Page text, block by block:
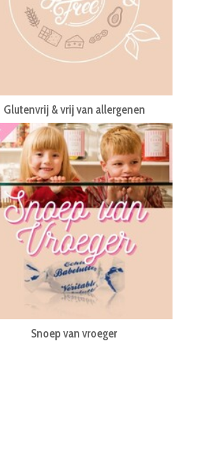
Glutenvrij & vrij van allergenen
Snoep van vroeger